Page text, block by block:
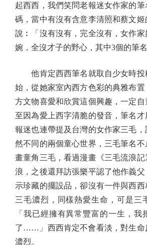
起西西，我們笑問老報迷女作家的
碼，當中有沒有含意李清照和蔡文
說︰「沒有沒有，完全沒有，女作家
婉，全沒才子的野心，其中3個的筆
他肯定西西筆名就取自少女時投
始，從她家室內西方色彩的典雅布
方文物喜愛和欣賞這個興趣，一定
至因為愛上西字清脆的發音，筆名
報迷也連帶提及台灣的女作家三毛
然不同的兩個童心世界，三毛筆名
畫童角三毛，看過漫畫《三毛流浪
浪，之後還拜訪張樂平認了他作義
示珍藏的擺設品，卻沒有一件與西西
三毛濃烈，同樣熱愛生命，可是三
「我已經擁有異常豐富的一生，我
了……」西西肯定不會看淡，對生命
濃烈。